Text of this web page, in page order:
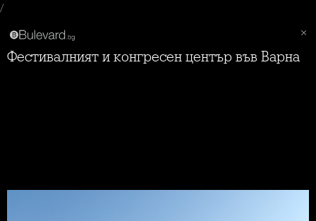
/
Фестивалният и конгресен център във Варна